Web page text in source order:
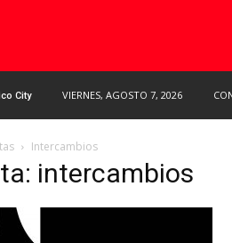
City VIERNES, AGOSTO 7, 2026
Intercambios
intercambios